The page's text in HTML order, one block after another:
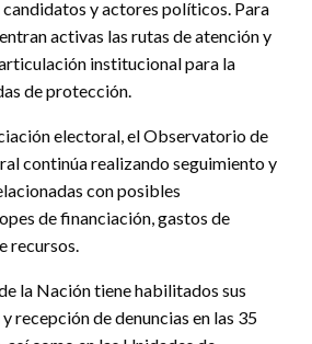
y actores políticos. Para
activas las rutas de atención y
institucional para la
de protección.
electoral, el Observatorio de
continúa realizando seguimiento y
con posibles
de financiación, gastos de
recursos.
la Nación tiene habilitados sus
recepción de denuncias en las 35